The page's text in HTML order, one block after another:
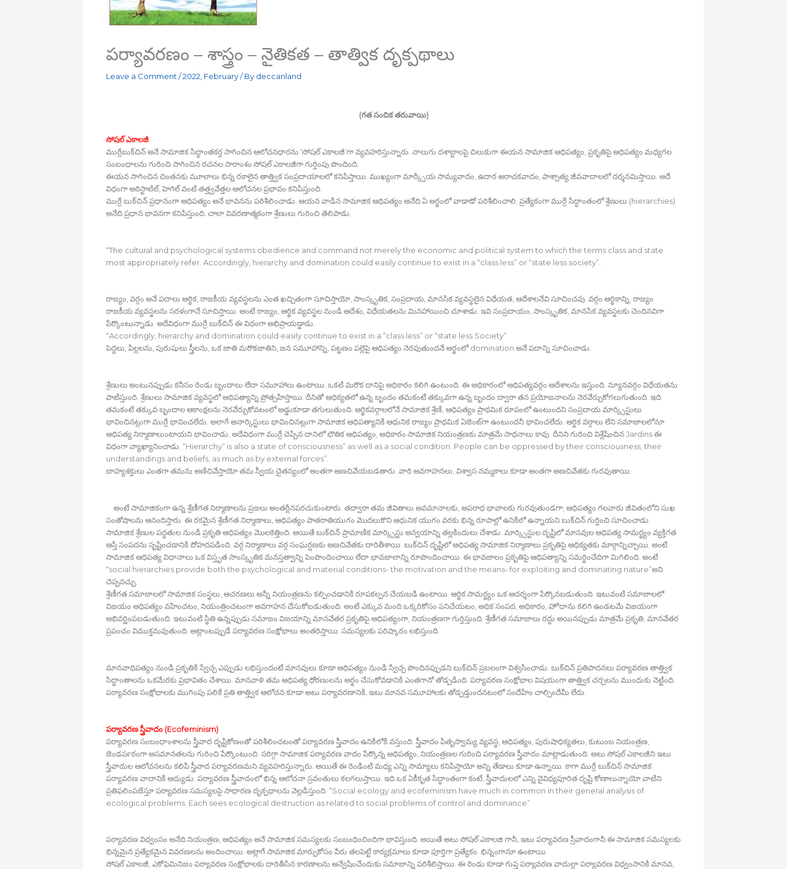
పర్యావరణం – శాస్త్రం – నైతికత – తాత్విక దృక్పథాలు
Leave a Comment /2022 February/ By deccanland
(గత సంచిక తరువాయి)
సోషల్‍ ఎకాలజీ
ముర్రేబుక్‍చిన్‍ అనే సామాజిక సిద్ధాంతకర్త సాగించిన ఆలోచనధారను ‘సోషల్‍ ఎకాలజీ’గా వ్యవహరిస్తున్నారు. నాలుగు దశాబ్దాలపై చిలుకుగా ఈయన సామాజిక ఆధిపత్యం, ప్రకృతిపై ఆధిపత్యం మధ్యగల
సంబంధాలను గురించి సాగించిన రచనల సారాంశం సోషల్‍ ఎకాలజీగా గుర్తింపు పొందింది.
ఈయన సాగించిన చింతనకు మూలాలు భిన్న రకాలైన తాత్త్విక సంప్రదాయాలలో కనిపిస్తాయి. ముఖ్యంగా మార్క్సీయ సామ్యవాదం, ఉదార అరాచకవాదం, పాశ్చాత్య జీవవాదాలలో దర్శనమిస్తాయి. అదే
విధంగా అరిస్టాటిల్‍, హెగెల్‍ వంటి తత్త్వవేత్తల ఆలోచనల ప్రభావం కనిపిస్తుంది.
ముర్రే బుక్‍చిన్‍ ప్రధానంగా ఆధిపత్యం అనే భావనను పరిశీలించాడు. ఆయన వాడిన సామాజిక ఆధిపత్యం అనేది ఏ అర్థంలో వాడాడో పరిశీలించాలి. ప్రత్యేకంగా ముర్రే సిద్ధాంతంలో శ్రేణులు (hierarchies)
అనేది ప్రధాన భావనగా కనిపిస్తుంది. చాలా వివరణాత్మకంగా శ్రేణులు గురించి తెలిపాడు.
“The cultural and psychological systems obedience and command not merely the economic and political system to which the terms class and state
most appropriately refer. Accordingly, hierarchy and domination could easily continue to exist in a “class less” or “state less society”.
రాజ్యం, వర్గం అనే పదాలు ఆర్థిక, రాజకీయ వ్యవస్థలను ఎంత ఖచ్చితంగా సూచిస్తాయో, సాంస్కృతిక, సంప్రదాయ, మానసిక వ్యవస్థలైన విధేయత, ఆదేశాలనేవి సూచించవు. వర్గం ఆర్థికాన్ని, రాజ్యం
రాజకీయ వ్యవస్థలను సరళంగానే సూచిస్తాయి. అంటే రాజ్యం, ఆర్థిక వ్యవస్థల నుండి ఆదేశం, విధేయతలను మినహాయించి చూశాడు. ఇవి సంప్రదాయం, సాంస్కృతిక, మానసిక వ్యవస్థలకు చెందినవిగా
పేర్కొంటున్నాడు. అదేవిధంగా ముర్రే బుక్‍చిన్‍ ఈ విధంగా అభిప్రాయడ్డాడు.
“Accordingly, hierarchy and domination could easily continue to exist in a “class less” or “state less Society”
పెద్దలు, పిల్లలను, పురుషులు స్త్రీలను, ఒక జాతి మరొకజాతిని, జన సమూహాన్ని, పట్టణం పల్లెపై ఆధిపత్యం నెరపుతుందనే అర్థంలో domination అనే పదాన్ని సూచించాడు.
శ్రేణులు అంటునప్పుడు కనీసం రెండు బృందాలు లేదా సమూహాలు ఉంటాయి. ఒకటి మరొక దానిపై అధికారం కలిగి ఉంటుంది. ఈ అధికారంలో ఆధిపత్యవర్గం ఆదేశాలను ఇస్తుంది. న్యూనవర్గం విధేయతను
పాటిస్తుంది. శ్రేణులు సామాజిక వ్యవస్థలో ఆధిపత్యాన్ని ప్రోత్సహిస్తాయి. దీనితో ఆధిక్యతలో ఉన్న బృందం తమకంటే తక్కువగా ఉన్న బృందం ద్వారా తన ప్రయోజనాలను నెరవేర్చుకోగలుగుతుంది. ఇది
తమకంటే తక్కువ బృందాల ఆకాంక్షలను నెరవేర్చుకోవటంలో అడ్డుకూడా తగులుతుంది. ఆర్థికవర్గాలలోనే సామాజిక శ్రేణి, ఆధిపత్యం ప్రాథమిక రూపంలో ఉంటుందని సంప్రదాయ మార్క్సిస్టులు
భావించినట్లుగా ముర్రే భావించలేదు. అలాగే అనార్కిస్టులు భావించినట్లుగా సామాజిక ఆధిపత్యానికి ఆధునిక రాజ్యం ప్రాథమిక ఏజెంట్‍గా ఉంటుందనీ భావించలేదు. ఆర్థిక వర్గాలు లేని సమాజాలలోనూ
ఆధిపత్య నిర్మాణాలుంటాయని భావించాడు. అదేవిధంగా ముర్రే చెప్పిన దానిలో భౌతిక ఆధిపత్యం, అధికారం సామాజిక నియంత్రణకు మాత్రమే సాధనాలు కావు. దీనిని గురించి విశ్లేషించిన Jardins ఈ
విధంగా వ్యాఖ్యానించాడు. “Hierarchy” is also a state of consciousness” as well as a social condition. People can be oppressed by their consciousness, their
understandings and beliefs, as much as by external forces”.
బాహ్యశక్తులు ఎంతగా తమను అణిచివేస్తాయో తమ స్వీయ చైతన్యంలో అంతగా అణచివేయబడతారు. వారి అవగాహనలు, విశ్వాస నమ్మకాలు కూడా అంతగా అణచివేతకు గురవుతాయి.
అంటే సామాజికంగా ఉన్న శ్రేణీగత నిర్మాణాలను ప్రజలు అంతర్లీనపరచుకుంటారు. తద్వారా తమ జీవితాలు అవమానాలకు, అపరాధ భావాలకు గురవుతుండగా, ఆధిపత్యం గలవారు జీవితంలోని సుఖ
సంతోషాలను ఆనందిస్తారు. ఈ రకమైన శ్రేణీగత నిర్మాణాలు, ఆధిపత్యం పాతరాతియుగం మొదలుకొని ఆధునిక యుగం వరకు భిన్న రూపాల్లో ఉనికిలో ఉన్నాయని బుక్‍చిన్‍ గుర్తించి సూచించాడు.
సామాజిక శ్రేణుల పద్ధతుల నుండి ప్రకృతి ఆధిపత్యం మొలకెత్తింది. అయితే బుక్‍చిన్‍ ప్రామాణిక మార్క్సిస్టు అన్వయాన్ని తల్లకిందులు చేశాడు. మార్క్సిస్టుల దృష్టిలో మానవుల ఆధిపత్య సామర్థ్యం వ్యక్తిగత
ఆస్తి సంపదను సృష్టించడానికి దోహదపడింది. వర్గ నిర్మాణాలు వర్గ సంఘర్షణకు అణచివేతకు దారితీశాయి. బుక్‍చిన్‍ దృష్టిలో ఆధిపత్య సామాజిక నిర్మాణాలు ప్రకృతిపై ఆధిక్యతకు మార్గాన్నిచ్చాయి. అంటే
సామాజిక ఆధిపత్య విధానాలు ఒక విస్తృత సాంస్కృతిక మనస్తత్వాన్ని పెంపొందించాయి లేదా భావజాలాన్ని రూపొందించాయి. ఈ భావజాలం ప్రకృతిపై ఆధిపత్యాన్ని సమర్థించేదిగా మిగిలింది. అంటే
“social hierarchies provide both the psychological and material conditions- the motivation and the means- for exploiting and dominating nature”అని
చెప్పవచ్చు.
శ్రేణీగత సమాజాలలో సామాజిక సంస్థలు, ఆచరణలు అన్నీ నియంత్రణను కల్పించడానికి రూపకల్పన చేయబడి ఉంటాయి. ఆర్థిక సామర్థ్యం ఒక ఆదర్శంగా పేర్కొనబడుతుంది. ఇటువంటి సమాజాలలో
విజయం ఆధిపత్యం వహించటం, నియంత్రించటంగా అవగాహన చేసుకోబడుతుంది. అంటే ఎక్కువ మంది ఒక్కరికోసం పనిచేయటం, అధిక సంపద, అధికారం, హోదాను కలిగి ఉండటమే విజయంగా
అభివర్ణింపబడుతుంది. ఇటువంటి స్థితి ఉన్నప్పుడు సమాజం విజయాన్ని మానవేతర ప్రకృతిపై ఆధిపత్యంగా, నియంత్రణగా గుర్తిస్తుంది. శ్రేణీగత సమాజాలు రద్దు అయినప్పుడు మాత్రమే ప్రకృతి, మానవేతర
ప్రపంచం విముక్తమవుతుంది. అట్లాంటప్పుడే పర్యావరణ సంక్షోభాలు అంతరిస్తాయి. సమస్యలకు పరిష్కారం లభిస్తుంది.
మానవాధిపత్యం నుండి ప్రకృతికి స్వేచ్ఛ ఎప్పుడు లభిస్తుందంటే మానవులు కూడా ఆధిపత్యం నుండి స్వేచ్ఛ పొందినప్పుడని బుక్‍చిన్‍ ప్రబలంగా విశ్వసించాడు. బుక్‍చిన్‍ ప్రతిపాదనలు పర్యావరణ తాత్త్విక
సిద్ధాంతాలను ఒకమేరకు ప్రభావితం చేశాయి. మానవాళి తమ ఆధిపత్య ధోరణులను అర్థం చేసుకోవడానికి ఎంతగానో తోడ్పడింది. పర్యావరణ సంక్షోభాల విషయంగా తాత్త్విక చర్చలను ముందుకు నెట్టింది.
పర్యావరణ సంక్షోభాలకు ముగింపు పలికే ప్రతి తాత్త్విక ఆలోచన కూడా అటు పర్యావరణానికి, ఇటు మానవ సమూహాలకు తోడ్పడ్తుందనటంలో సందేహిం చాల్సిందేమీ లేదు.
పర్యావరణ స్త్రీవాదం (Ecofeminism)
పర్యావరణ సంబంధాంశాలను స్త్రీవాద దృష్టికోణంతో పరిశీలించటంతో పర్యావరణ స్త్రీవాదం ఉనికిలోకి వస్తుంది. స్త్రీవాదం పితృస్వామ్య వ్యవస్థ, ఆధిపత్యం, పురుషాధిక్యతలు, కుటుంబ నియంత్రణ,
జెండర్‍పరంగా అసమానతలను గురించి పేర్కొంటుంది. సరిగ్గా సామాజిక పర్యావరణ వాదం పేర్కొన్న ఆధిపత్యం, నియంత్రణల గురించి పర్యావరణ స్త్రీవాదం మాట్లాడుతుంది. అటు సోషల్‍ ఎకాలజీని ఇటు
స్త్రీవాదుల ఆలోచనలను కలిపి స్త్రీవాద పర్యావరణమని వ్యవహరిస్తున్నారు. అయితే ఈ రెండింటి మధ్య ఎన్ని సామ్యాలు కనిపిస్తాయో అన్ని తేడాలు కూడా ఉన్నాయి. కాగా ముర్రే బుక్‍చిన్‍ సామాజిక
పర్యావరణ వాదానికి ఆద్యుడు. పర్యావరణ స్త్రీవాదంలో భిన్న ఆలోచనా స్రవంతులు కలగలుస్తాయి. ఇది ఒక ఏకీకృత సిద్ధాంతంగా కంటే, స్త్రీవాదులలో ఎన్ని వైవిధ్యపూరిత దృష్టి కోణాలున్నాయో వాటిని
ప్రతిఫలింపజేస్తూ పర్యావరణ సమస్యలపై సాధారణ దృక్పథాలను వెల్లడిస్తుంది. “Social ecology and ecofeminism have much in common in their general analysis of
ecological problems. Each sees ecological destruction as related to social problems of control and dominance”
పర్యావరణ విధ్వంసం అనేది నియంత్రణ, ఆధిపత్యం అనే సామాజిక సమస్యలకు సంబంధించిందిగా భావిస్తుంది. అయితే అటు సోషల్‍ ఎకాలజి గానీ, ఇటు పర్యావరణ స్రీవాదంగానీ ఈ సామాజిక సమస్యలకు
భిన్నమైన ప్రత్యేకమైన వివరణలను అందించాయి. అట్లాగే సామాజిక మార్పుకోసం వీరు తలపెట్టే కార్యక్రమాలు కూడా పూర్తిగా ప్రత్యేకం. భిన్నంగానూ ఉంటాయి.
సోషల్‍ ఎకాలజీ, ఎకోఫెమినిజం పర్యావరణ సంక్షోభాలకు దారితీసిన కారణాలను అన్వేషించేందుకు సమాజాన్ని పరిశీలిస్తాయి. ఈ రెండు కూడా గుప్త పర్యావరణ వాదుల్లా పర్యావరణ విధ్వంసానికి మానవ,